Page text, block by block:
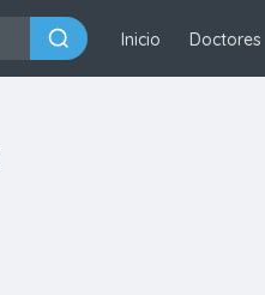
Inicio Doctores